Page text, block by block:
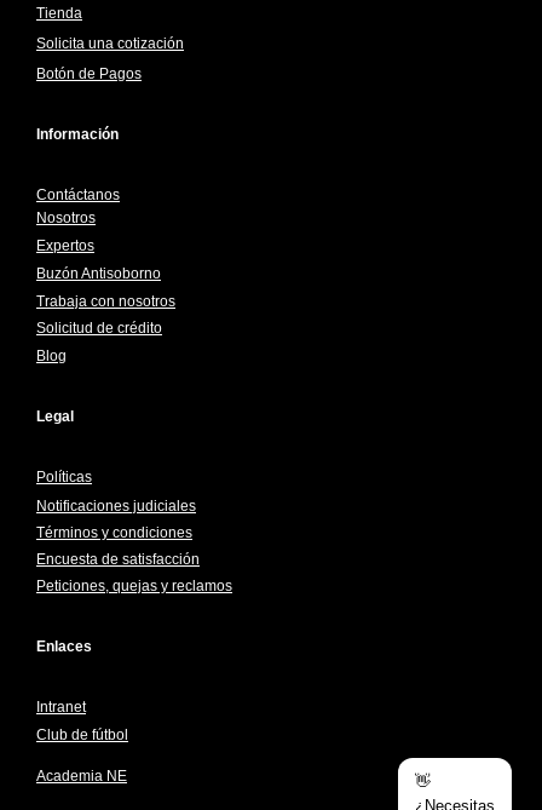
Tienda
Solicita una cotización
Botón de Pagos
Información
Contáctanos
Nosotros
Expertos
Buzón Antisoborno
Trabaja con nosotros
Solicitud de crédito
Blog
Legal
Políticas
Notificaciones judiciales
Términos y condiciones
Encuesta de satisfacción
Peticiones, quejas y reclamos
Enlaces
Intranet
Club de fútbol
Academia NE
👋
¿Necesitas